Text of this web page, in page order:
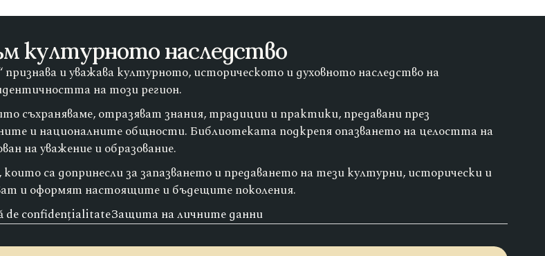
културното наследство
и уважава културното, историческото и духовното наследство на
на този регион.
съхраняваме, отразяват знания, традиции и практики, предавани през
и националните общности. Библиотеката подкрепя опазването на целостта на
на уважение и образование.
са допринесли за запазването и предаването на тези културни, исторически и
и оформят настоящите и бъдещите поколения.
de confidențialitateЗащита на личните данни